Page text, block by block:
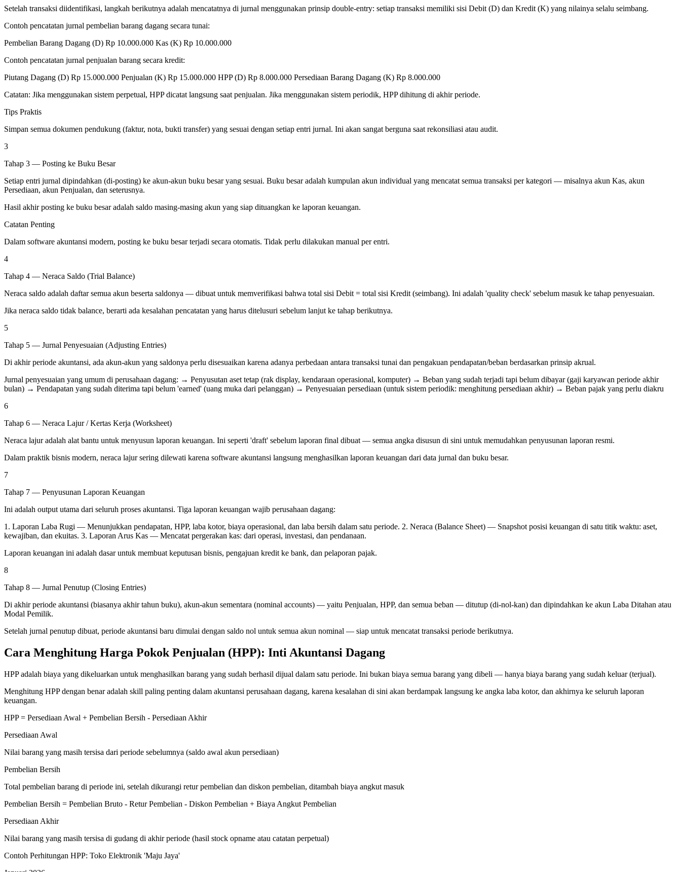
Setelah transaksi diidentifikasi, langkah berikutnya adalah mencatatnya di jurnal menggunakan prinsip double-entry: setiap transaksi memiliki sisi Debit (D) dan Kredit (K) yang nilainya selalu seimbang.
Contoh pencatatan jurnal pembelian barang dagang secara tunai:
Pembelian Barang Dagang (D) Rp 10.000.000 Kas (K) Rp 10.000.000
Contoh pencatatan jurnal penjualan barang secara kredit:
Piutang Dagang (D) Rp 15.000.000 Penjualan (K) Rp 15.000.000 HPP (D) Rp 8.000.000 Persediaan Barang Dagang (K) Rp 8.000.000
Catatan: Jika menggunakan sistem perpetual, HPP dicatat langsung saat penjualan. Jika menggunakan sistem periodik, HPP dihitung di akhir periode.
Tips Praktis
Simpan semua dokumen pendukung (faktur, nota, bukti transfer) yang sesuai dengan setiap entri jurnal. Ini akan sangat berguna saat rekonsiliasi atau audit.
3
Tahap 3 — Posting ke Buku Besar
Setiap entri jurnal dipindahkan (di-posting) ke akun-akun buku besar yang sesuai. Buku besar adalah kumpulan akun individual yang mencatat semua transaksi per kategori — misalnya akun Kas, akun
Persediaan, akun Penjualan, dan seterusnya.
Hasil akhir posting ke buku besar adalah saldo masing-masing akun yang siap dituangkan ke laporan keuangan.
Catatan Penting
Dalam software akuntansi modern, posting ke buku besar terjadi secara otomatis. Tidak perlu dilakukan manual per entri.
4
Tahap 4 — Neraca Saldo (Trial Balance)
Neraca saldo adalah daftar semua akun beserta saldonya — dibuat untuk memverifikasi bahwa total sisi Debit = total sisi Kredit (seimbang). Ini adalah 'quality check' sebelum masuk ke tahap penyesuaian.
Jika neraca saldo tidak balance, berarti ada kesalahan pencatatan yang harus ditelusuri sebelum lanjut ke tahap berikutnya.
5
Tahap 5 — Jurnal Penyesuaian (Adjusting Entries)
Di akhir periode akuntansi, ada akun-akun yang saldonya perlu disesuaikan karena adanya perbedaan antara transaksi tunai dan pengakuan pendapatan/beban berdasarkan prinsip akrual.
Jurnal penyesuaian yang umum di perusahaan dagang: → Penyusutan aset tetap (rak display, kendaraan operasional, komputer) → Beban yang sudah terjadi tapi belum dibayar (gaji karyawan periode akhir
bulan) → Pendapatan yang sudah diterima tapi belum 'earned' (uang muka dari pelanggan) → Penyesuaian persediaan (untuk sistem periodik: menghitung persediaan akhir) → Beban pajak yang perlu diakru
6
Tahap 6 — Neraca Lajur / Kertas Kerja (Worksheet)
Neraca lajur adalah alat bantu untuk menyusun laporan keuangan. Ini seperti 'draft' sebelum laporan final dibuat — semua angka disusun di sini untuk memudahkan penyusunan laporan resmi.
Dalam praktik bisnis modern, neraca lajur sering dilewati karena software akuntansi langsung menghasilkan laporan keuangan dari data jurnal dan buku besar.
7
Tahap 7 — Penyusunan Laporan Keuangan
Ini adalah output utama dari seluruh proses akuntansi. Tiga laporan keuangan wajib perusahaan dagang:
1. Laporan Laba Rugi — Menunjukkan pendapatan, HPP, laba kotor, biaya operasional, dan laba bersih dalam satu periode. 2. Neraca (Balance Sheet) — Snapshot posisi keuangan di satu titik waktu: aset,
kewajiban, dan ekuitas. 3. Laporan Arus Kas — Mencatat pergerakan kas: dari operasi, investasi, dan pendanaan.
Laporan keuangan ini adalah dasar untuk membuat keputusan bisnis, pengajuan kredit ke bank, dan pelaporan pajak.
8
Tahap 8 — Jurnal Penutup (Closing Entries)
Di akhir periode akuntansi (biasanya akhir tahun buku), akun-akun sementara (nominal accounts) — yaitu Penjualan, HPP, dan semua beban — ditutup (di-nol-kan) dan dipindahkan ke akun Laba Ditahan atau
Modal Pemilik.
Setelah jurnal penutup dibuat, periode akuntansi baru dimulai dengan saldo nol untuk semua akun nominal — siap untuk mencatat transaksi periode berikutnya.
Cara Menghitung Harga Pokok Penjualan (HPP): Inti Akuntansi Dagang
HPP adalah biaya yang dikeluarkan untuk menghasilkan barang yang sudah berhasil dijual dalam satu periode. Ini bukan biaya semua barang yang dibeli — hanya biaya barang yang sudah keluar (terjual).
Menghitung HPP dengan benar adalah skill paling penting dalam akuntansi perusahaan dagang, karena kesalahan di sini akan berdampak langsung ke angka laba kotor, dan akhirnya ke seluruh laporan
keuangan.
HPP = Persediaan Awal + Pembelian Bersih - Persediaan Akhir
Persediaan Awal
Nilai barang yang masih tersisa dari periode sebelumnya (saldo awal akun persediaan)
Pembelian Bersih
Total pembelian barang di periode ini, setelah dikurangi retur pembelian dan diskon pembelian, ditambah biaya angkut masuk
Pembelian Bersih = Pembelian Bruto - Retur Pembelian - Diskon Pembelian + Biaya Angkut Pembelian
Persediaan Akhir
Nilai barang yang masih tersisa di gudang di akhir periode (hasil stock opname atau catatan perpetual)
Contoh Perhitungan HPP: Toko Elektronik 'Maju Jaya'